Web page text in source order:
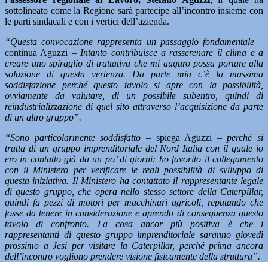
sottolineato come la Regione sarà partecipe all’incontro insieme con
le parti sindacali e con i vertici dell’azienda.
“Questa convocazione rappresenta un passaggio fondamentale–
continua Aguzzi – Intanto contribuisce a rasserenare il clima e a
creare uno spiraglio di trattativa che mi auguro possa portare alla
soluzione di questa vertenza. Da parte mia c’è la massima
soddisfazione perché questo tavolo si apre con la possibilità,
ovviamente da valutare, di un possibile subentro, quindi di
reindustrializzazione di quel sito attraverso l’acquisizione da parte
di un altro gruppo”.
“Sono particolarmente soddisfatto – spiega Aguzzi –perché si
tratta di un gruppo imprenditoriale del Nord Italia con il quale io
ero in contatto già da un po’ di giorni: ho favorito il collegamento
con il Ministero per verificare le reali possibilità di sviluppo di
questa iniziativa. Il Ministero ha contattato il rappresentante legale
di questo gruppo, che opera nello stesso settore della Caterpillar,
quindi fa pezzi di motori per macchinari agricoli, reputando che
fosse da tenere in considerazione e aprendo di conseguenza questo
tavolo di confronto. La cosa ancor più positiva è che i
rappresentanti di questo gruppo imprenditoriale saranno giovedì
prossimo a Jesi per visitare la Caterpillar, perché prima ancora
dell’incontro vogliono prendere visione fisicamente della struttura”.